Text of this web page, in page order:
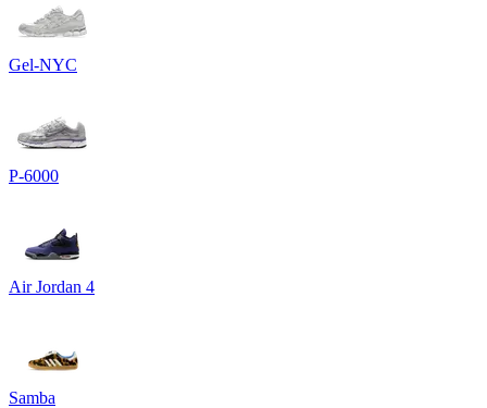
Gel-NYC
P-6000
Air Jordan 4
Samba